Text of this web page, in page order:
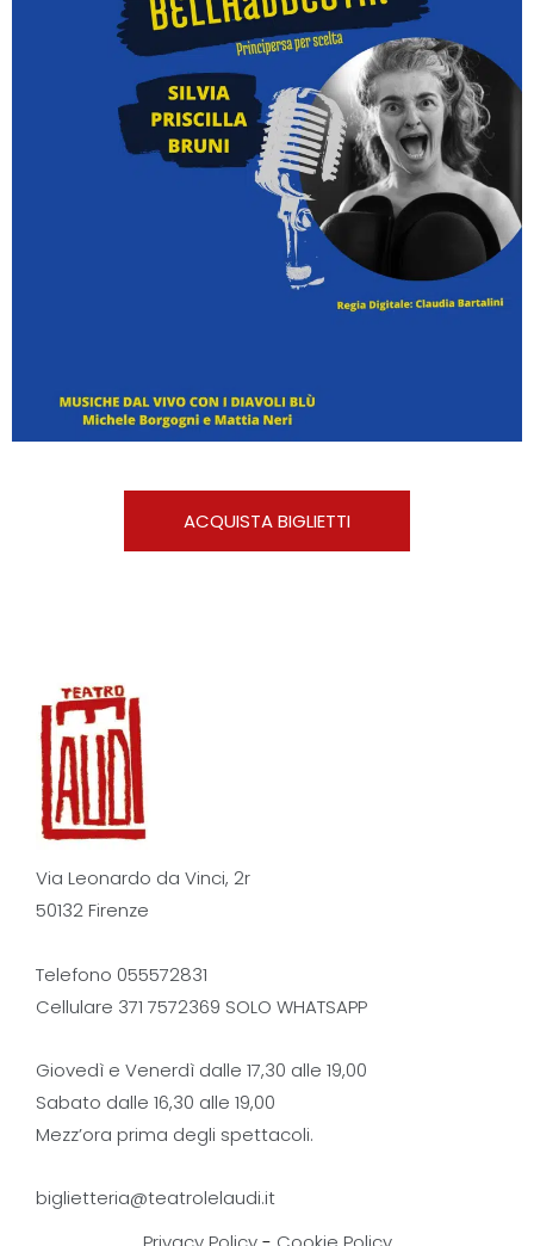
ACQUISTA BIGLIETTI
Via Leonardo da Vinci, 2r
50132 Firenze
Telefono 055572831
Cellulare 371 7572369 SOLO WHATSAPP
Giovedì e Venerdì dalle 17,30 alle 19,00
Sabato dalle 16,30 alle 19,00
Mezz’ora prima degli spettacoli.
biglietteria@teatrolelaudi.it